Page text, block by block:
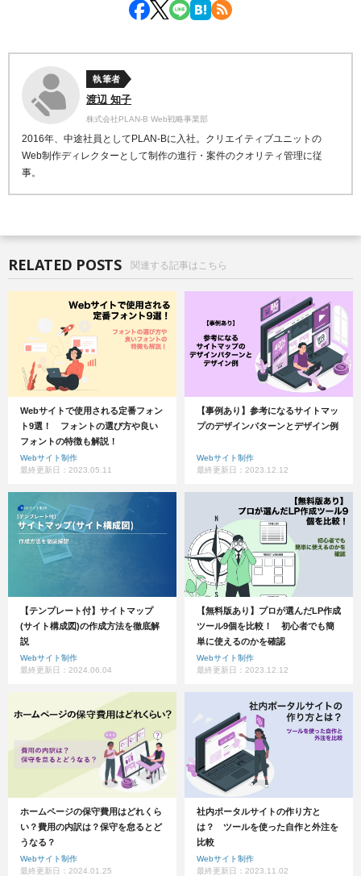
執筆者
渡辺 知子
株式会社PLAN-B Web戦略事業部
2016年、中途社員としてPLAN-Bに入社。クリエイティブユニットの
Web制作ディレクターとして制作の進行・案件のクオリティ管理に従
事。
RELATED POSTS 関連する記事はこちら
Webサイトで使用される定番フォン
ト9選！ フォントの選び方や良い
フォントの特徴も解説！
Webサイト制作
最終更新日：2023.05.11
【事例あり】参考になるサイトマッ
プのデザインパターンとデザイン例
Webサイト制作
最終更新日：2023.12.12
【テンプレート付】サイトマップ
(サイト構成図)の作成方法を徹底解
説
Webサイト制作
最終更新日：2024.06.04
【無料版あり】プロが選んだLP作成
ツール9個を比較！ 初心者でも簡
単に使えるのかを確認
Webサイト制作
最終更新日：2023.12.12
ホームページの保守費用はどれくら
い？費用の内訳は？保守を怠るとど
うなる？
Webサイト制作
最終更新日：2024.01.25
社内ポータルサイトの作り方と
は？ ツールを使った自作と外注を
比較
Webサイト制作
最終更新日：2023.11.02